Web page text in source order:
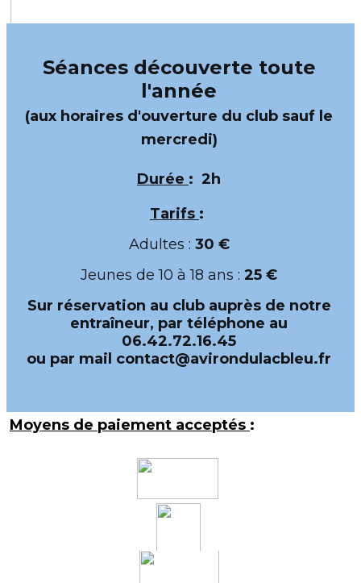
Séances découverte toute
l'année
(aux horaires d'ouverture du club sauf le
mercredi)
Durée : 2h
Tarifs :
Adultes : 30 €
Jeunes de 10 à 18 ans : 25 €
Sur réservation au club auprès de notre
entraîneur, par téléphone au
06.42.72.16.45
ou par mail contact@avirondulacbleu.fr
Moyens de paiement acceptés :